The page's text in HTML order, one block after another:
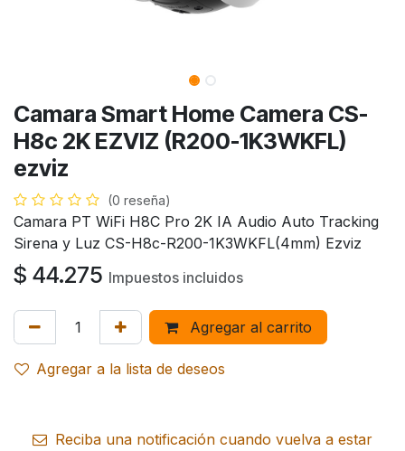
Camara Smart Home Camera CS-
H8c 2K EZVIZ (R200-1K3WKFL)
ezviz
(0 reseña)
Camara PT WiFi H8C Pro 2K IA Audio Auto Tracking
Sirena y Luz CS-H8c-R200-1K3WKFL(4mm) Ezviz
$ 44.275 Impuestos incluidos
Agregar al carrito
Agregar a la lista de deseos
Reciba una notificación cuando vuelva a estar